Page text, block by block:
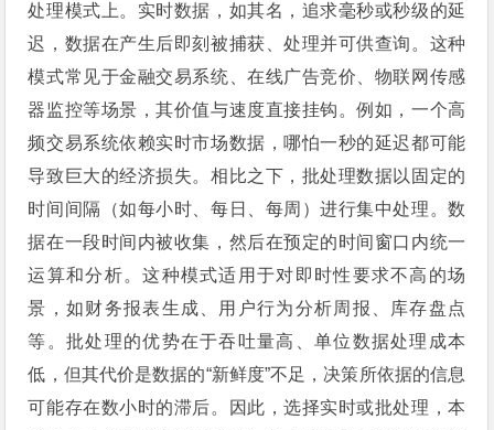
处理模式上。实时数据，如其名，追求毫秒或秒级的延
迟，数据在产生后即刻被捕获、处理并可供查询。这种
模式常见于金融交易系统、在线广告竞价、物联网传感
器监控等场景，其价值与速度直接挂钩。例如，一个高
频交易系统依赖实时市场数据，哪怕一秒的延迟都可能
导致巨大的经济损失。相比之下，批处理数据以固定的
时间间隔（如每小时、每日、每周）进行集中处理。数
据在一段时间内被收集，然后在预定的时间窗口内统一
运算和分析。这种模式适用于对即时性要求不高的场
景，如财务报表生成、用户行为分析周报、库存盘点
等。批处理的优势在于吞吐量高、单位数据处理成本
低，但其代价是数据的“新鲜度”不足，决策所依据的信息
可能存在数小时的滞后。因此，选择实时或批处理，本